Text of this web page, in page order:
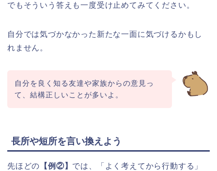
でもそういう答えも一度受け止めてみてください。
自分では気づかなかった新たな一面に気づけるかもし
れません。
自分を良く知る友達や家族からの意見っ
て、結構正しいことが多いよ。
長所や短所を言い換えよう
先ほどの 【例②】 では、「よく考えてから行動する」